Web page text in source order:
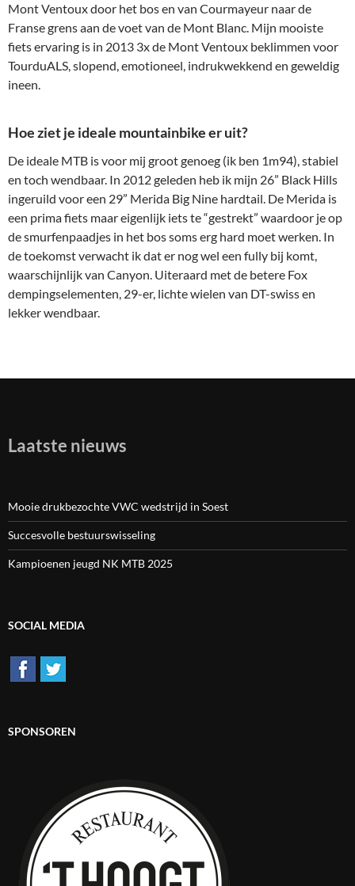
Mont Ventoux door het bos en van Courmayeur naar de
Franse grens aan de voet van de Mont Blanc. Mijn mooiste
fiets ervaring is in 2013 3x de Mont Ventoux beklimmen voor
TourduALS, slopend, emotioneel, indrukwekkend en geweldig
ineen.
Hoe ziet je ideale mountainbike er uit?
De ideale MTB is voor mij groot genoeg (ik ben 1m94), stabiel
en toch wendbaar. In 2012 geleden heb ik mijn 26” Black Hills
ingeruild voor een 29” Merida Big Nine hardtail. De Merida is
een prima fiets maar eigenlijk iets te “gestrekt” waardoor je op
de smurfenpaadjes in het bos soms erg hard moet werken. In
de toekomst verwacht ik dat er nog wel een fully bij komt,
waarschijnlijk van Canyon. Uiteraard met de betere Fox
dempingselementen, 29-er, lichte wielen van DT-swiss en
lekker wendbaar.
Laatste nieuws
Mooie drukbezochte VWC wedstrijd in Soest
Succesvolle bestuurswisseling
Kampioenen jeugd NK MTB 2025
SOCIAL MEDIA
SPONSOREN